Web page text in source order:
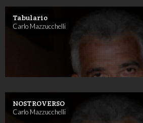
Tabulario
Carlo Mazzucchelli
NOSTROVERSO
Carlo Mazzucchelli